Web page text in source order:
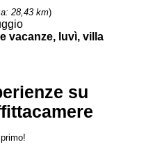
28,43 km)
vacanze, luvì, villa
su